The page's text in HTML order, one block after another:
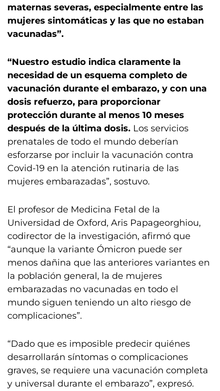
maternas severas, especialmente entre las
mujeres sintomáticas y las que no estaban
vacunadas”.
“Nuestro estudio indica claramente la
necesidad de un esquema completo de
vacunación durante el embarazo, y con una
dosis refuerzo, para proporcionar
protección durante al menos 10 meses
después de la última dosis. Los servicios
prenatales de todo el mundo deberían
esforzarse por incluir la vacunación contra
Covid-19 en la atención rutinaria de las
mujeres embarazadas”, sostuvo.
El profesor de Medicina Fetal de la
Universidad de Oxford, Aris Papageorghiou,
codirector de la investigación, afirmó que
“aunque la variante Ómicron puede ser
menos dañina que las anteriores variantes en
la población general, la de mujeres
embarazadas no vacunadas en todo el
mundo siguen teniendo un alto riesgo de
complicaciones”.
“Dado que es imposible predecir quiénes
desarrollarán síntomas o complicaciones
graves, se requiere una vacunación completa
y universal durante el embarazo”, expresó.